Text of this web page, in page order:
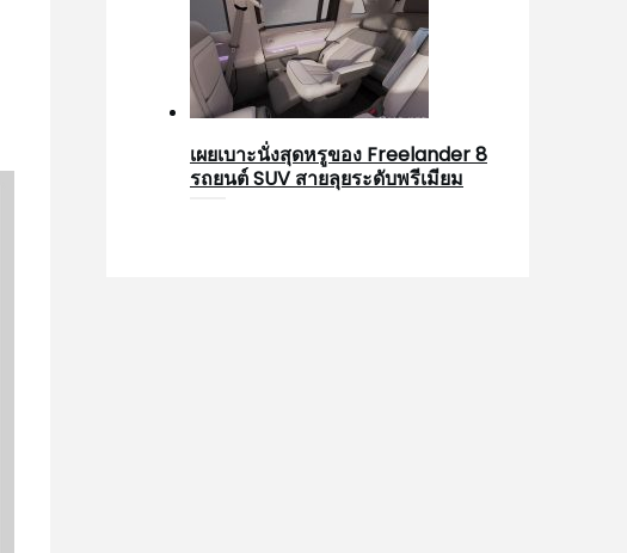
เผยเบาะนั่งสุดหรูของ Freelander 8
รถยนต์ SUV สายลุยระดับพรีเมียม